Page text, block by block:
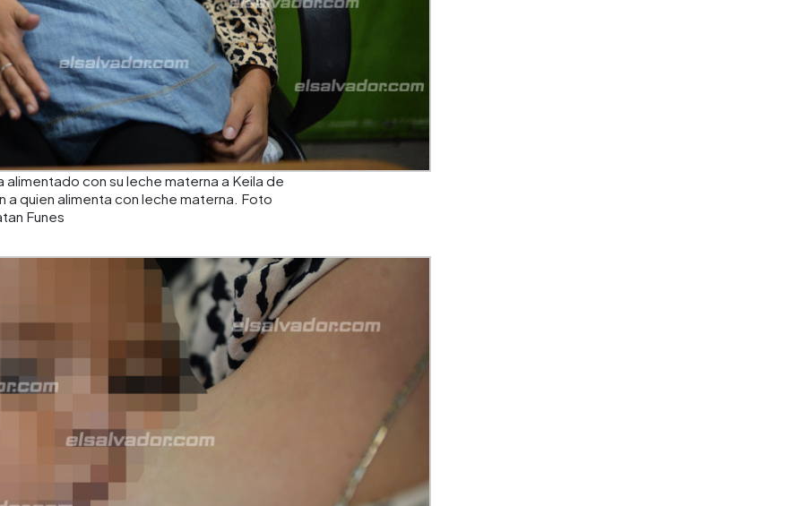
con su leche materna a Keila de
a quien alimenta con leche materna. Foto
Funes